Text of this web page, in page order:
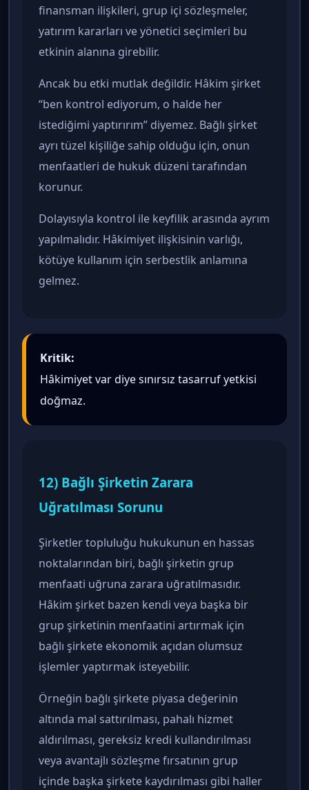
finansman ilişkileri, grup içi sözleşmeler,
yatırım kararları ve yönetici seçimleri bu
etkinin alanına girebilir.
Ancak bu etki mutlak değildir. Hâkim şirket
“ben kontrol ediyorum, o halde her
istediğimi yaptırırım” diyemez. Bağlı şirket
ayrı tüzel kişiliğe sahip olduğu için, onun
menfaatleri de hukuk düzeni tarafından
korunur.
Dolayısıyla kontrol ile keyfilik arasında ayrım
yapılmalıdır. Hâkimiyet ilişkisinin varlığı,
kötüye kullanım için serbestlik anlamına
gelmez.
Kritik:
Hâkimiyet var diye sınırsız tasarruf yetkisi
doğmaz.
12) Bağlı Şirketin Zarara
Uğratılması Sorunu
Şirketler topluluğu hukukunun en hassas
noktalarından biri, bağlı şirketin grup
menfaati uğruna zarara uğratılmasıdır.
Hâkim şirket bazen kendi veya başka bir
grup şirketinin menfaatini artırmak için
bağlı şirkete ekonomik açıdan olumsuz
işlemler yaptırmak isteyebilir.
Örneğin bağlı şirkete piyasa değerinin
altında mal sattırılması, pahalı hizmet
aldırılması, gereksiz kredi kullandırılması
veya avantajlı sözleşme fırsatının grup
içinde başka şirkete kaydırılması gibi haller